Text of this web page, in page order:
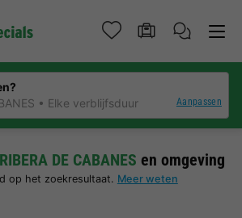
Elke verblijfsduur Aanpassen
RIBERA DE CABANES en omgeving
op het zoekresultaat. Meer weten